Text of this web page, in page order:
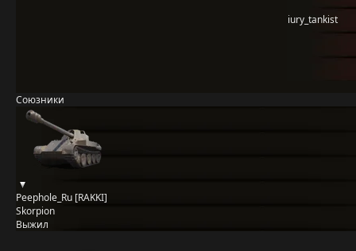
iury_tankist
Союзники
Peephole_Ru [RAKKI]
Skorpion
Выжил